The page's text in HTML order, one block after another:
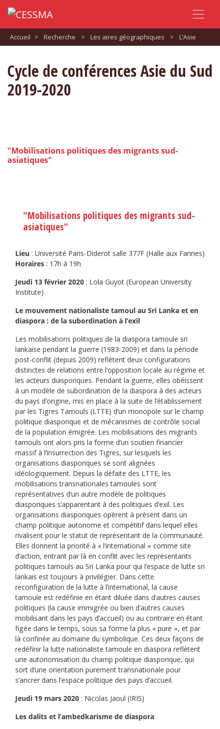
Accueil > Recherche > Les aires géographiques > L’Asie
Cycle de conférences Asie du Sud
2019-2020
"Mobilisations politiques des migrants sud-
asiatiques"
"Mobilisations politiques des migrants sud-
asiatiques"
Lieu : Université Paris-Diderot salle 377F (Halle aux Farines)
Horaires : 17h à 19h
Jeudi 13 février 2020 : Lola Guyot (European University
Institute)
Le mouvement nationaliste tamoul au Sri Lanka et en
diaspora : de la subordination à l’exil
Les mobilisations politiques de la diaspora tamoule sri
lankaise pendant la guerre (1983-2009) et dans la période
post-conflit (depuis 2009) reflètent deux configurations
distinctes de relations entre l’opposition locale au régime et
les acteurs diasporiques. Pendant la guerre, elles obéissent
à un modèle de subordination de la diaspora à des acteurs
du pays d’origine, mis en place à la suite de l’établissement
par les Tigres Tamouls (LTTE) d’un monopole sur le champ
politique diasporique et de mécanismes de contrôle social
de la population émigrée. Les mobilisations des migrants
tamouls ont alors pris la forme d’un soutien financier
massif à l’insurrection des Tigres, sur lesquels les
organisations diasporiques se sont alignées
idéologiquement. Depuis la défaite des LTTE, les
mobilisations transnationales tamoules sont
représentatives d’un autre modèle de politiques
diasporiques s’apparentant à des politiques d’exil. Les
organisations diasporiques opèrent à présent dans un
champ politique autonome et compétitif dans lequel elles
rivalisent pour le statut de représentant de la communauté.
Elles donnent la priorité à « l’international » comme site
d’action, entrant par là en conflit avec les représentants
politiques tamouls au Sri Lanka pour qui l’espace de lutte sri
lankais est toujours à privilégier. Dans cette
reconfiguration de la lutte à l’international, la cause
tamoule est redéfinie en étant diluée dans d’autres causes
politiques (la cause immigrée ou bien d’autres causes
mobilisant dans les pays d’accueil) ou au contraire en étant
figée dans le temps, sous sa forme la plus « pure », et par
là confinée au domaine du symbolique. Ces deux façons de
redéfinir la lutte nationaliste tamoule en diaspora reflètent
une autonomisation du champ politique diasporique, qui
sort d’une orientation purement transnationale pour
s’ancrer dans l’espace politique des pays d’accueil.
Jeudi 19 mars 2020 : Nicolas Jaoul (IRIS)
Les dalits et l’ambedkarisme de diaspora